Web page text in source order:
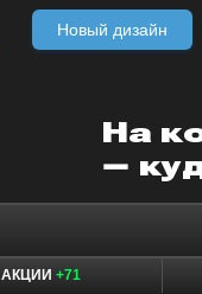
Новый дизайн
АКЦИИ +71